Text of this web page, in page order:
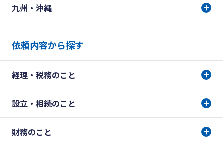
九州・沖縄
依頼内容から探す
経理・税務のこと
設立・相続のこと
財務のこと